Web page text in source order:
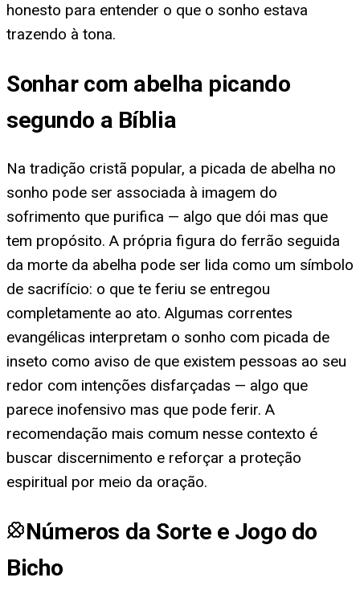
honesto para entender o que o sonho estava
trazendo à tona.
Sonhar com abelha picando
segundo a Bíblia
Na tradição cristã popular, a picada de abelha no
sonho pode ser associada à imagem do
sofrimento que purifica — algo que dói mas que
tem propósito. A própria figura do ferrão seguida
da morte da abelha pode ser lida como um símbolo
de sacrifício: o que te feriu se entregou
completamente ao ato. Algumas correntes
evangélicas interpretam o sonho com picada de
inseto como aviso de que existem pessoas ao seu
redor com intenções disfarçadas — algo que
parece inofensivo mas que pode ferir. A
recomendação mais comum nesse contexto é
buscar discernimento e reforçar a proteção
espiritual por meio da oração.
Números da Sorte e Jogo do
Bicho